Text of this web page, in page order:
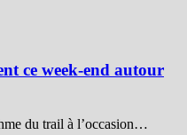
ce week-end autour
du trail à l’occasion…